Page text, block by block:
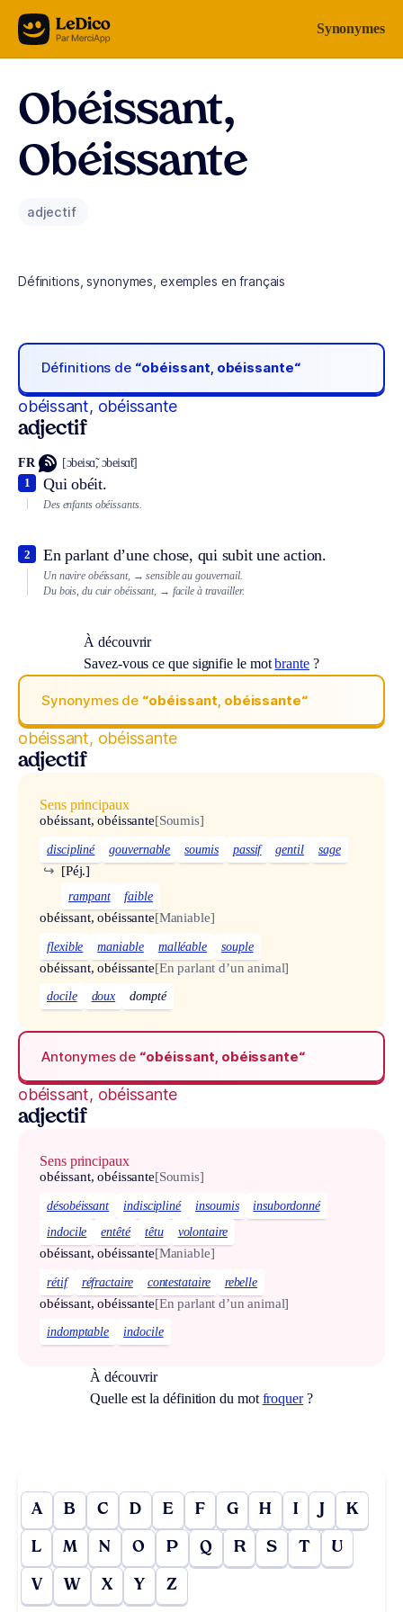
Aller au contenu Synonymes
Obéissant,
Obéissante
adjectif
Définitions, synonymes, exemples en français
Définitions de “obéissant, obéissante“
obéissant, obéissante
adjectif
FR [ɔbeisɑ̃, ɔbeisɑ̃t]
Qui obéit.
1
Des enfants obéissants.
En parlant d’une chose, qui subit une action.
2
Un navire obéissant, → sensible au gouvernail.
Du bois, du cuir obéissant, → facile à travailler.
À découvrir
Savez-vous ce que signifie le motbrante?
Synonymes de “obéissant, obéissante“
obéissant, obéissante
adjectif
Sens principaux
obéissant, obéissante[Soumis]
discipliné gouvernable soumis passif gentil sage
[Péj.]
↪
rampant faible
obéissant, obéissante[Maniable]
flexible maniable malléable souple
obéissant, obéissante[En parlant d’un animal]
docile doux dompté
Antonymes de “obéissant, obéissante“
obéissant, obéissante
adjectif
Sens principaux
obéissant, obéissante[Soumis]
désobéissant indiscipliné insoumis
insubordonné
indocile
entêté têtu volontaire
obéissant, obéissante[Maniable]
rétif réfractaire contestataire rebelle
obéissant, obéissante[En parlant d’un animal]
indomptable indocile
À découvrir
Quelle est la définition du mot froquer?
A B C D E F G H I J K
L M N O P Q R S T U
V W X Y Z